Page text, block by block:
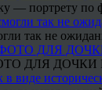
— портрету по
так не
ДЛЯ